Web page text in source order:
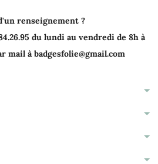
renseignement ?
du lundi au vendredi de 8h à
mail à badgesfolie@gmail.com